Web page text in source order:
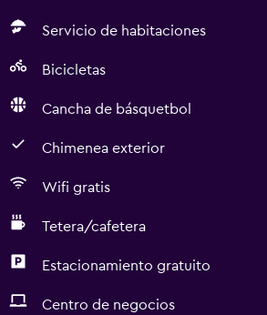
Servicio de habitaciones
Bicicletas
Cancha de básquetbol
Chimenea exterior
Wifi gratis
Tetera/cafetera
Estacionamiento gratuito
Centro de negocios